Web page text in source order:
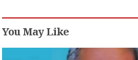
You May Like